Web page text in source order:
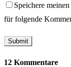
Speichere
für folgende
12 Kommentare